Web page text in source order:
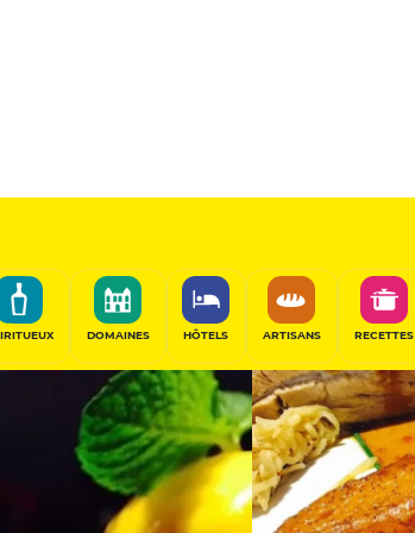
DOMAINES HÔTELS ARTISANS RECETTES